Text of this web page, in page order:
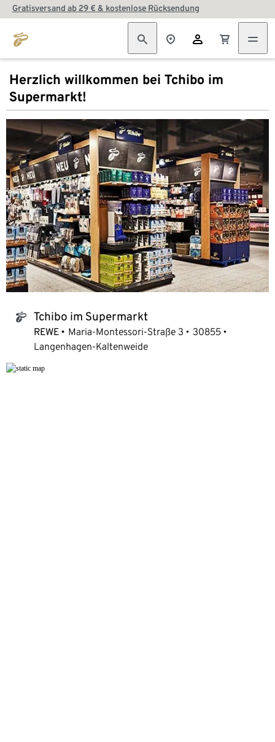
Gratisversand ab 29 € & kostenlose Rücksendung
Herzlich willkommen bei Tchibo im
Supermarkt!
tchibo_logo Tchibo im Supermarkt
REWE Maria-Montessori-Straße 3
30855
Langenhagen-Kaltenweide